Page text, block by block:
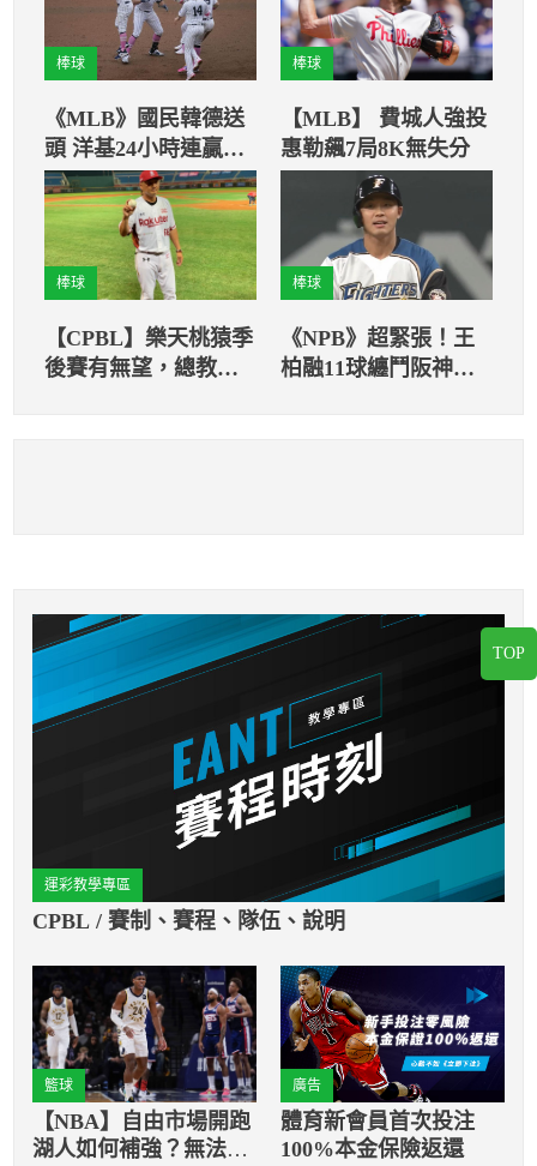
棒球
《MLB》國民韓德送
頭 洋基24小時連贏兩
場！
棒球
【MLB】 費城人強投
惠勒飆7局8K無失分
棒球
【CPBL】樂天桃猿季
後賽有無望，總教練
棒球
《NPB》超緊張！王
柏融11球纏鬥阪神終
運彩教學專區
CPBL / 賽制、賽程、隊伍、說明
籃球
【NBA】自由市場開跑
湖人如何補強？無法換
廣告
體育新會員首次投注
100%本金保險返還
TOP